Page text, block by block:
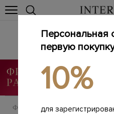
Главная /
ФИЛЬТРОВАТЬ
Персональная
первую
10%
для